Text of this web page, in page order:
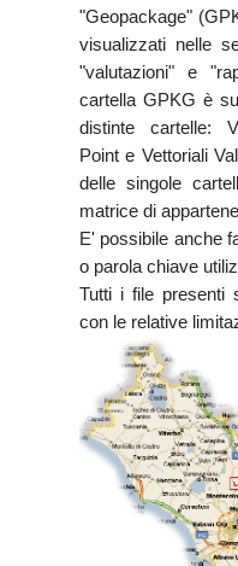
"Geopackage"
visualizzati nelle
"valutazioni" e
cartella GPKG è
distinte cartelle:
Point e Vettoriali
delle singole
matrice di
E' possibile anche
o parola chiave
Tutti i file presenti
con le relative